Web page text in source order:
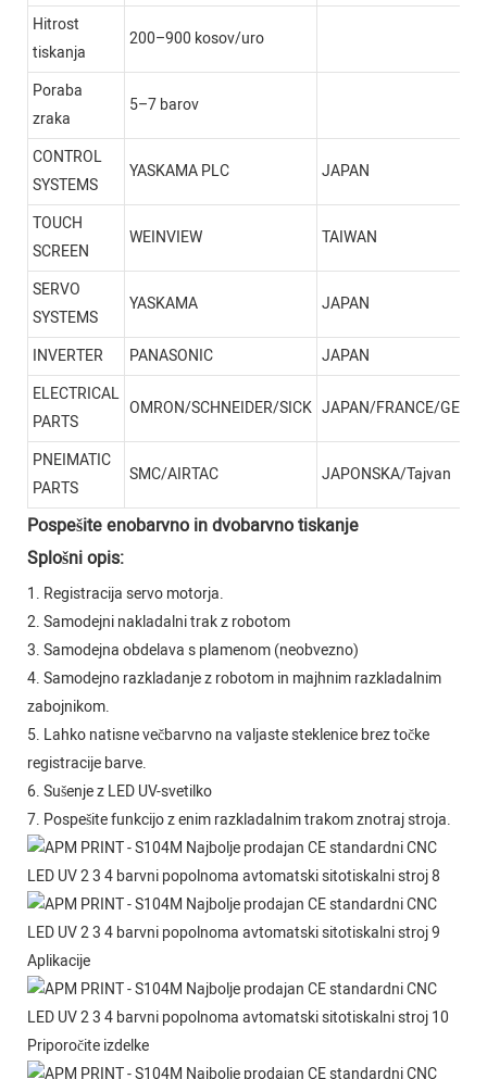
Hitrost
tiskanja
200–900 kosov/uro
Poraba
zraka
5–7 barov
CONTROL
SYSTEMS
YASKAMA PLC JAPAN
TOUCH
SCREEN
WEINVIEW TAIWAN
SERVO
SYSTEMS
YASKAMA JAPAN
INVERTER PANASONIC
JAPAN
ELECTRICAL
PARTS
OMRON/SCHNEIDER/SICK JAPAN/FRANCE/
PNEIMATIC
PARTS
SMC/AIRTAC JAPONSKA/Tajvan
Pospešite enobarvno in dvobarvno tiskanje
Splošni opis:
1. Registracija servo motorja.
2. Samodejni nakladalni trak z robotom
3. Samodejna obdelava s plamenom (neobvezno)
4. Samodejno razkladanje z robotom in majhnim razkladalnim
zabojnikom.
5. Lahko natisne večbarvno na valjaste steklenice brez točke
registracije barve.
6. Sušenje z LED UV-svetilko
7. Pospešite funkcijo z enim razkladalnim trakom znotraj stroja.
Aplikacije
Priporočite izdelke